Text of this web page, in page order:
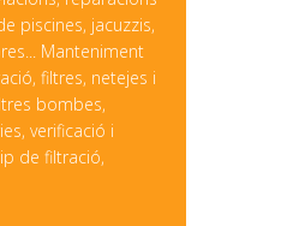
piscines, jacuzzis,
Manteniment
filtres, netejes i
bombes,
verificació i
de filtració,